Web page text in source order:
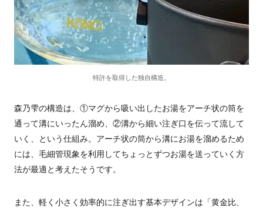
特許を取得した独自構造。
森乃雫の構造は、①マグから吸い出したお湯をアーチ状の筒を
通って溝にいったん溜め、②溝から細い注ぎ口を伝って流して
いく、という仕組み。アーチ状の筒から溝にお湯を溜めるため
には、毛細管現象を利用してちょっとずつお湯を送っていく方
法が最適と考えたそうです。
また、軽く小さく効率的に注ぎ出す基本デザインは「黄金比、